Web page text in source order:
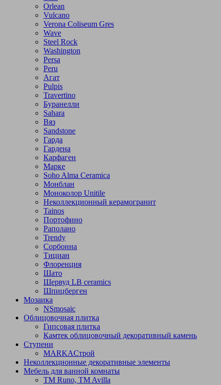
Orlean
Vulcano
Verona Coliseum Gres
Wave
Steel Rock
Washington
Persa
Peru
Агат
Pulpis
Travertino
Буранелли
Sahara
Вяз
Sandstone
Гарда
Гардена
Карфаген
Марке
Soho Alma Ceramica
Монблан
Моноколор Unitile
Неколлекционный керамогранит
Tainos
Портофино
Раполано
Trendy
Сорбонна
Тициан
Флоренция
Шато
Шервуд LB ceramics
Шпицберген
Мозаика
NSmosaic
Облицовочная плитка
Гипсовая плитка
Камтек облицовочный декоративный камень
Ступени
МARKAСтрой
Неколлекционные декоративные элементы
Мебель для ванной комнаты
TM Runo, TM Avilla